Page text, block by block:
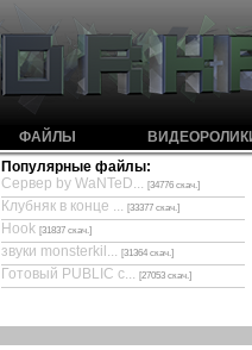
ФАЙЛЫ
Популярные файлы:
Сервер by WaNTeD... [34776 скач.]
Клубняк в конце ... [33377 скач.]
Hook [31837 скач.]
звуки monsterkil... [31364 скач.]
Готовый PUBLIC с... [27053 скач.]